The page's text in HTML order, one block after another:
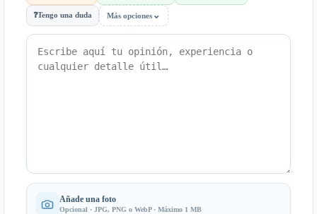
❓Tengo una duda Más opciones ⌄
Añade una foto
Opcional · JPG, PNG o WebP · Máximo 1 MB